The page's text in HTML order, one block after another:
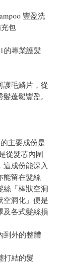
豐盈洗
包
的專業護髪
護毛鱗片，從
蓬鬆豐盈。
主要成份是
從髮芯內圍
成份能深入
能留在髮絲
絲「棒狀空洞
空洞化」便是
及各式髮絲損
到外的整體
打結的髮